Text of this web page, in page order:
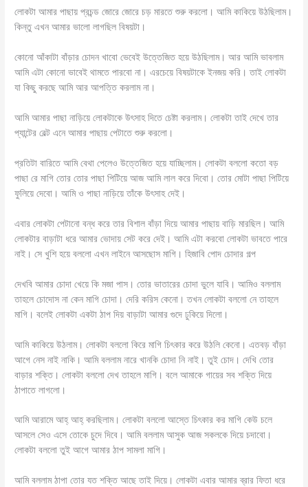
লোকটা আমার পাছায় প্রচন্ড জোরে জোরে চড় মারতে শুরু করলো। আমি কাকিয়ে উঠছিলাম।
কিন্তু এখন আমার ভালো লাগছিল বিষয়টা।
কোনো আঁকাটা বাঁড়ার চোদন খাবো ভেবেই উত্তেজিত হয়ে উঠছিলাম। আর আমি ভাবলাম
আমি এটা কোনো ভাবেই থামতে পারবো না। এরচেয়ে বিষয়টাকে ইনজয় করি। তাই লোকটা
যা কিছু করছে আমি আর আপত্তি করলাম না।
আমি আমার পাছা নাড়িয়ে লোকটাকে উৎসাহ দিতে চেষ্টা করলাম। লোকটা তাই দেখে তার
প্যান্টের বেল্ট এনে আমার পাছায় পেটাতে শুরু করলো।
প্রতিটা বারিতে আমি বেথা পেলেও উত্তেজিত হয়ে যাচ্ছিলাম। লোকটা বললো কতো বড়
পাছা রে মাগি তোর তোর পাছা পিটিয়ে আজ আমি লাল করে দিবো। তোর মোটা পাছা পিটিয়ে
ফুলিয়ে দেবো। আমি ও পাছা নাড়িয়ে তাঁকে উৎসাহ দেই।
এবার লোকটা পেটানো বন্ধ করে তার বিশাল বাঁড়া দিয়ে আমার পাছায় বাড়ি মারছিল। আমি
লোকটার বাড়াটা ধরে আমার ভোদায় সেট করে দেই‌। আমি এটা করবো লোকটা ভাবতে পারে
নাই। সে খুশি হয়ে বললো এখন লাইনে আসছোস মাগি। হিজাবি পোদ চোদার গল্প
দেখবি আমার চোদা খেয়ে কি মজা পাস। তোর ভাতারের চোদা ভুলে যাবি। আমিও বললাম
তাহলে চোদোস না কেন মাগি চোদা। দেরি করিস কেনো। তখন লোকটা বললো নে তাহলে
মাগি। বলেই লোকটা একটা ঠাপ দিয় বাড়াটা আমার গুদে ঢুকিয়ে দিলো।
আমি কাকিয়ে উঠলাম। লোকটা বললো কিরে মাগি চিৎকার করে উঠলি কেনো। এতবড় বাঁড়া
আগে নেস নাই নাকি। আমি বললাম নারে খানকি চোদা নি নাই। তুই চোদ‌‌। দেখি তোর
বাড়ার শক্তি। লোকটা বললো দেখ তাহলে মাগি। বলে আমাকে গায়ের সব শক্তি দিয়ে
ঠাপাতে লাগলো।
আমি আরামে আহ্ আহ্ করছিলাম। লোকটা বললো আস্তে চিৎকার কর মাগি কেউ চলে
আসলে সেও এসে তোকে চুদে দিবে। আমি বললাম আসুক আজ সকলকে দিয়ে চদাবো।
লোকটা বললো তুই আগে আমার ঠাপ সামলা মাগি।
আমি বললাম ঠাপা তোর যত শক্তি আছে তাই দিয়ে। লোকটা এবার আমার ব্রার ফিতা ধরে